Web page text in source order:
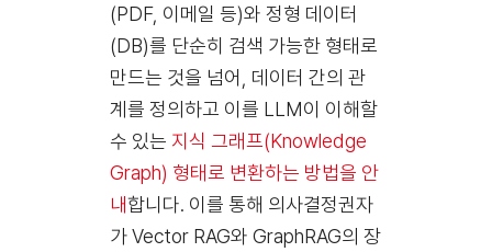
(PDF, 이메일 등)와 정형 데이터
(DB)를 단순히 검색 가능한 형태로
만드는 것을 넘어, 데이터 간의 관
계를 정의하고 이를 LLM이 이해할
수 있는 지식 그래프(Knowledge
Graph) 형태로 변환하는 방법을 안
내합니다. 이를 통해 의사결정권자
가 Vector RAG와 GraphRAG의 장